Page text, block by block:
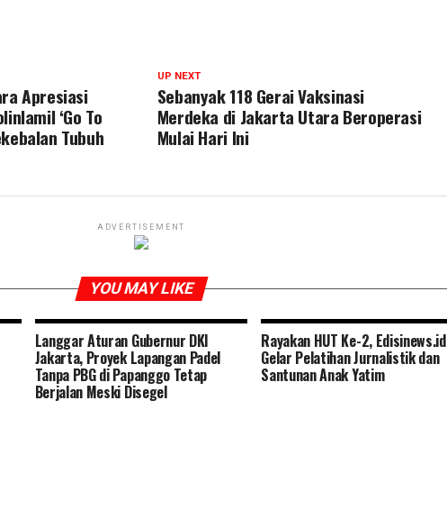
UP NEXT
Sebanyak 118 Gerai Vaksinasi
Merdeka di Jakarta Utara Beroperasi
Mulai Hari Ini
Apresiasi
‘Go To
Tubuh
ADVERTISEMENT
YOU MAY LIKE
Langgar Aturan Gubernur DKI
Jakarta, Proyek Lapangan Padel
Tanpa PBG di Papanggo Tetap
Berjalan Meski Disegel
Rayakan HUT Ke-2, Edisinews.id
Gelar Pelatihan Jurnalistik dan
Santunan Anak Yatim